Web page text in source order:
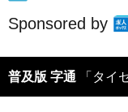
Sponsored by
普及版 字通 「タイ